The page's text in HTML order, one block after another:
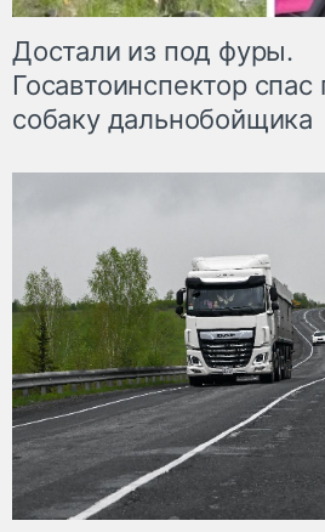
Достали из под фуры.
Госавтоинспектор
собаку дальнобойщика